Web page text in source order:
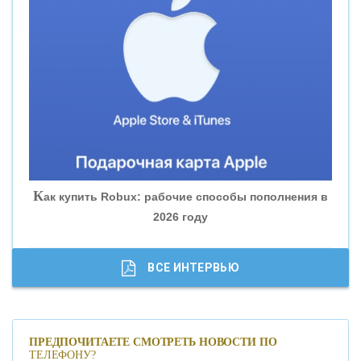
«ВНЕШПРОМБАНК»
«БАНК ГЛОБЭКС»
«СОВКОМБАНК»
«ГАЗПРОМБАНК»
«МОСКОВСКИЙ КРЕДИТНЫЙ БАНК»
Как купить Robux: рабочие способы пополнения в
2026 году
ВСЕ ИНТЕРВЬЮ
ПРЕДПОЧИТАЕТЕ СМОТРЕТЬ НОВОСТИ ПО
ТЕЛЕФОНУ?